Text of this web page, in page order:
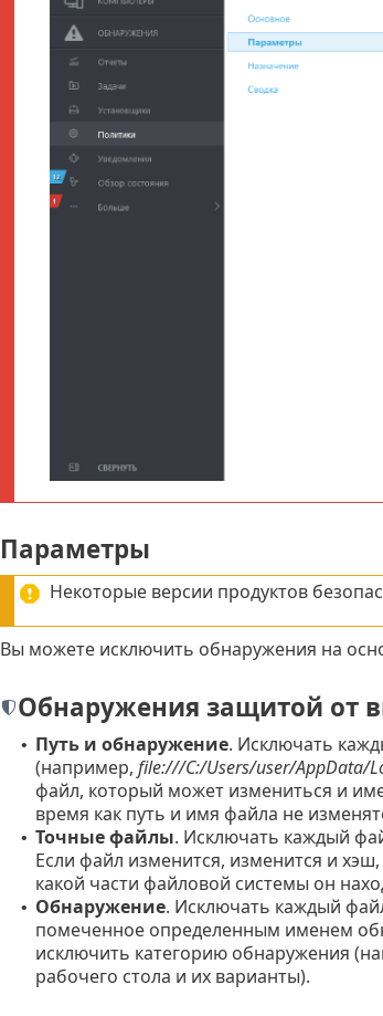
Параметры
Некоторые версии продуктов
Вы можете исключить обнаружения на
Обнаружения защитой от
• Путь и обнаружение. Исключать
(например, file:///C:/Users/user/AppData/
файл, который может измениться и
время как путь и имя файла не
• Точные файлы. Исключать каждый
Если файл изменится, изменится и
какой части файловой системы он
• Обнаружение. Исключать каждый
помеченное определенным именем
исключить категорию обнаружения
рабочего стола и их варианты).